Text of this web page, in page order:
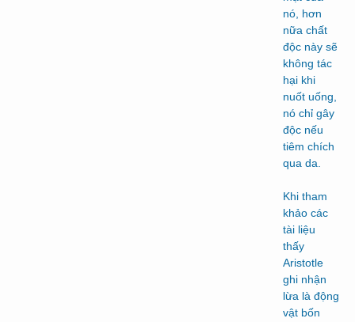
nó, hơn
nữa chất
độc này sẽ
không tác
hại khi
nuốt uống,
nó chỉ gây
độc nếu
tiêm chích
qua da.
Khi tham
khảo các
tài liệu
thấy
Aristotle
ghi nhận
lừa là động
vật bốn